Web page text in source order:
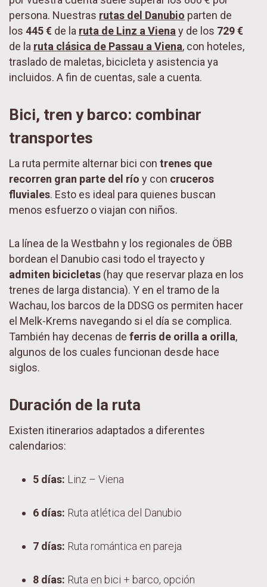
persona. Nuestras rutas del Danubio parten de
los 445 € de la ruta de Linz a Viena y de los 729 €
de la ruta clásica de Passau a Viena, con hoteles,
traslado de maletas, bicicleta y asistencia ya
incluidos. A fin de cuentas, sale a cuenta.
Bici, tren y barco: combinar
transportes
La ruta permite alternar bici con trenes que
recorren gran parte del río y con cruceros
fluviales. Esto es ideal para quienes buscan
menos esfuerzo o viajan con niños.
La línea de la Westbahn y los regionales de ÖBB
bordean el Danubio casi todo el trayecto y
admiten bicicletas (hay que reservar plaza en los
trenes de larga distancia). Y en el tramo de la
Wachau, los barcos de la DDSG os permiten hacer
el Melk-Krems navegando si el día se complica.
También hay decenas de ferris de orilla a orilla,
algunos de los cuales funcionan desde hace
siglos.
Duración de la ruta
Existen itinerarios adaptados a diferentes
calendarios:
5 días: Linz – Viena
6 días: Ruta atlética del Danubio
7 días: Ruta romántica en pareja
8 días: Ruta en bici + barco, opción